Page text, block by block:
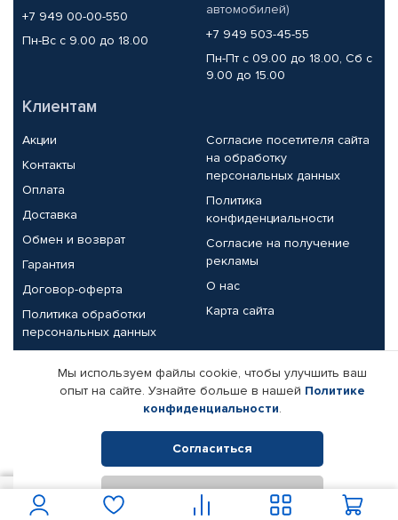
+7 949 00-00-550
Пн-Вс с 9.00 до 18.00
автомобилей)
+7 949 503-45-55
Пн-Пт с 09.00 до 18.00, Сб с
9.00 до 15.00
Клиентам
Акции
Контакты
Оплата
Доставка
Обмен и возврат
Гарантия
Договор-оферта
Политика обработки
персональных данных
Согласие посетителя сайта
на обработку
персональных данных
Политика
конфиденциальности
Согласие на получение
рекламы
О нас
Карта сайта
Партнерам
Корпоративным клиентам
Поставщикам
Реквизиты компании
© КАМАЗ ЦЕНТР ДОНЕЦК, 2015-2026. Все права защищены.
Интернет-магазин автомобильных товаров Автопрофи.
Мы используем файлы cookie, чтобы улучшить ваш
опыт на сайте. Узнайте больше в нашей Политике
конфиденциальности.
Согласиться
Отклонить
В корзину